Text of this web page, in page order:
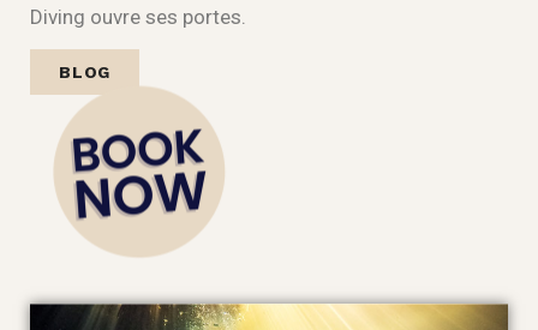
Diving ouvre ses portes.
BLOG